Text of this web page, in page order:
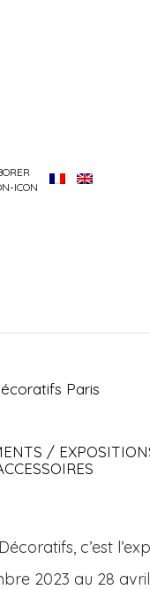
ICON
Paris
/
c’est
2023 au 28